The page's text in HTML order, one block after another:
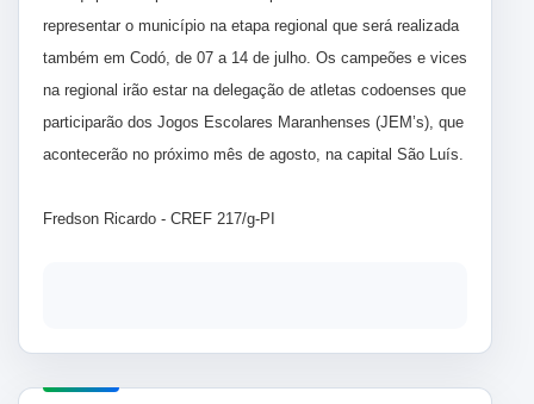
representar o município na etapa regional que será realizada
também em Codó, de 07 a 14 de julho. Os campeões e vices
na regional irão estar na delegação de atletas codoenses que
participarão dos Jogos Escolares Maranhenses (JEM’s), que
acontecerão no próximo mês de agosto, na capital São Luís.
Fredson Ricardo - CREF 217/g-PI